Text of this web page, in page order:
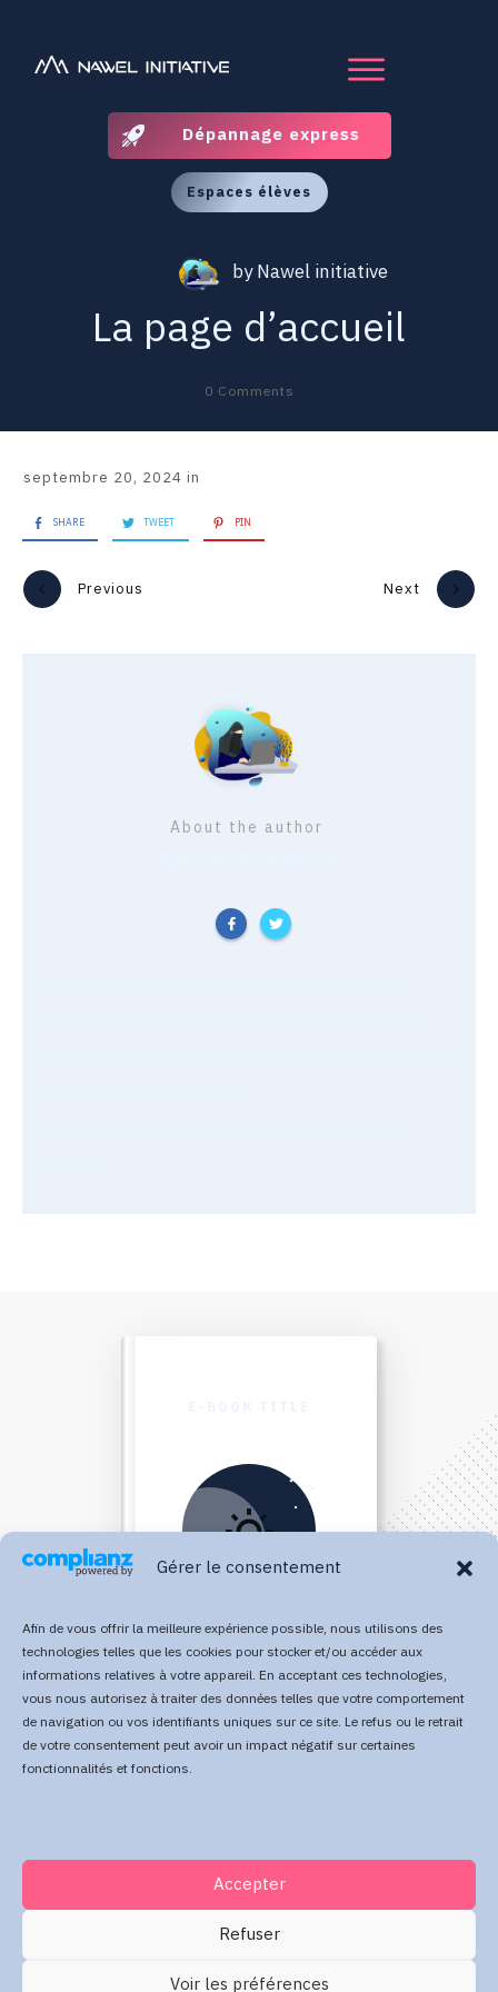
Gérer le consentement
Afin de vous offrir la meilleure expérience possible, nous utilisons des
technologies telles que les cookies pour stocker et/ou accéder aux
informations relatives à votre appareil. En acceptant ces technologies,
vous nous autorisez à traiter des données telles que votre comportement
de navigation ou vos identifiants uniques sur ce site. Le refus ou le retrait
de votre consentement peut avoir un impact négatif sur certaines
fonctionnalités et fonctions.
Accepter
Refuser
Voir les préférences
Dépannage express
Espaces élèves
byNawel initiative
La page d’accueil
0 Comments
septembre 20, 2024 in
SHARE TWEET PIN
Previous Next
About the author
Direct Your Visitors to a Clear
Action at the Bottom of the
Click Here Now